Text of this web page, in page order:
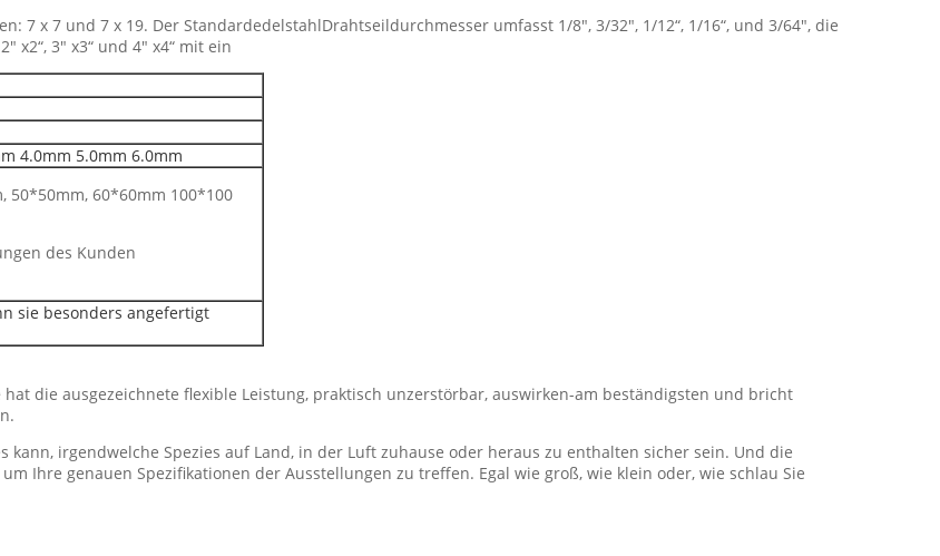
7 x 7 und 7 x 19. Der StandardedelstahlDrahtseildurchmesser umfasst 1/8", 3/32", 1/12“, 1/16“, und 3/64", die
x2“, 3" x3“ und 4" x4“ mit ein
4.0mm 5.0mm 6.0mm
50*50mm, 60*60mm 100*100
des Kunden
sie besonders angefertigt
hat die ausgezeichnete flexible Leistung, praktisch unzerstörbar, auswirken-am beständigsten und bricht
irgendwelche Spezies auf Land, in der Luft zuhause oder heraus zu enthalten sicher sein. Und die
Ihre genauen Spezifikationen der Ausstellungen zu treffen. Egal wie groß, wie klein oder, wie schlau Sie